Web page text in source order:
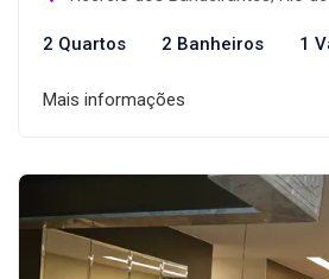
2 Quartos 2 Banheiros 1
Mais informações